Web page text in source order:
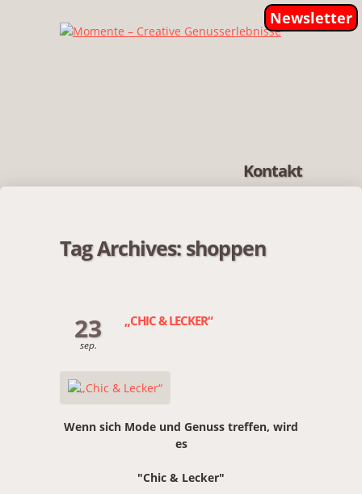
Newsletter
Kontakt
Tag Archives:shoppen
23
sep.
„CHIC & LECKER“
Wenn sich Mode und Genuss treffen, wird
es
"Chic & Lecker"